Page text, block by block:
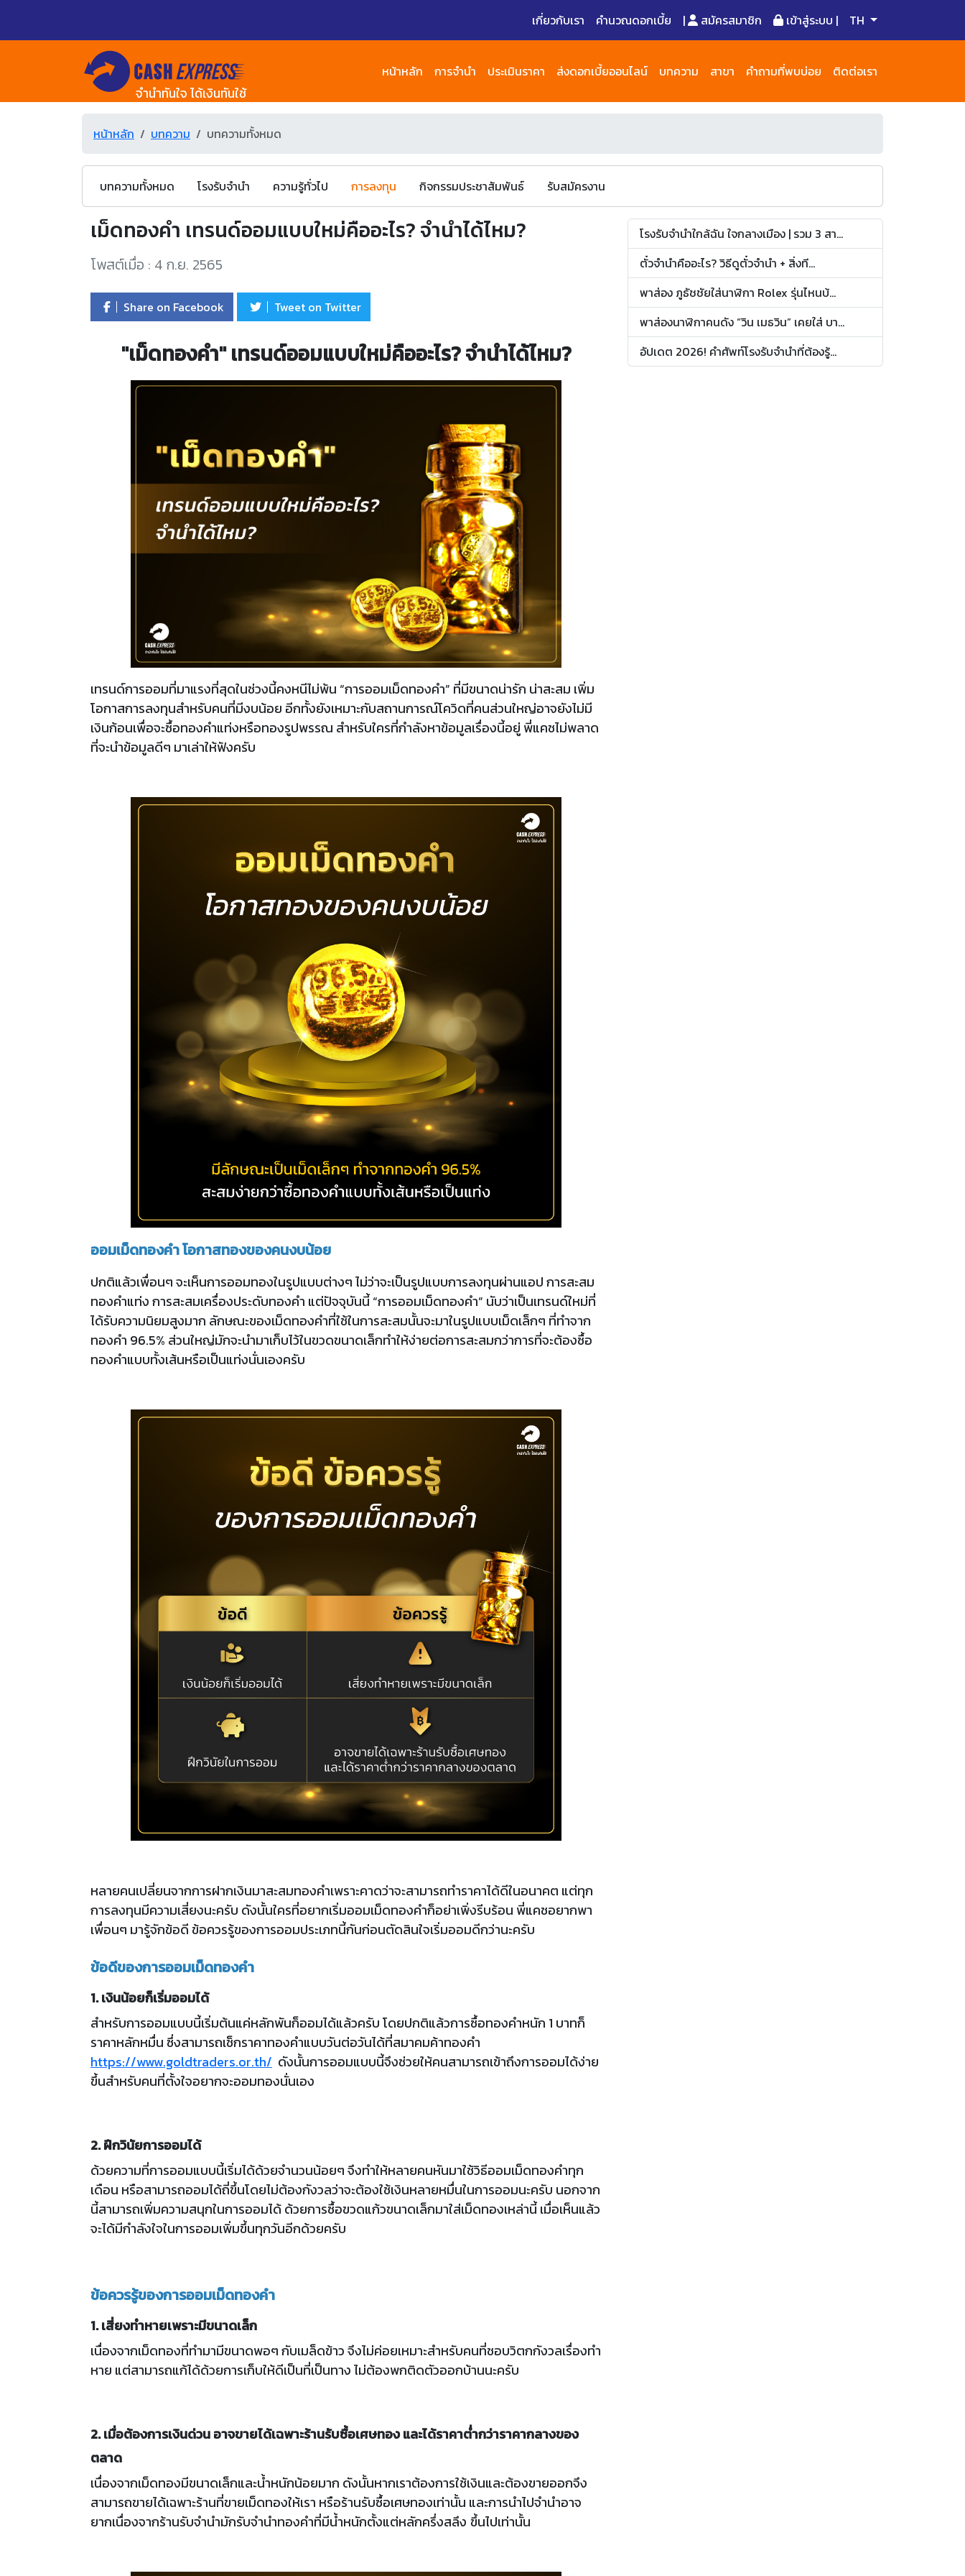
เกี่ยวกับเรา คำนวณดอกเบี้ย | สมัครสมาชิก เข้าสู่ระบบ | TH
จำนำทันใจ ได้เงินทันใช้
หน้าหลัก การจำนำ ประเมินราคา ส่งดอกเบี้ยออนไลน์ บทความ สาขา คำถามที่พบบ่อย ติดต่อเรา
หน้าหลัก บทความ บทความทั้งหมด
บทความทั้งหมด โรงรับจำนำ ความรู้ทั่วไป การลงทุน กิจกรรมประชาสัมพันธ์ รับสมัครงาน
เม็ดทองคำ เทรนด์ออมแบบใหม่คืออะไร? จำนำได้ไหม?
โพสต์เมื่อ : 4 ก.ย. 2565
Share on Facebook Tweet on Twitter
"เม็ดทองคำ" เทรนด์ออมแบบใหม่คืออะไร? จำนำได้ไหม?
เทรนด์การออมที่มาแรงที่สุดในช่วงนี้คงหนีไม่พ้น “การออมเม็ดทองคำ” ที่มีขนาดน่ารัก น่าสะสม เพิ่ม
โอกาสการลงทุนสำหรับคนที่มีงบน้อย อีกทั้งยังเหมาะกับสถานการณ์โควิดที่คนส่วนใหญ่อาจยังไม่มี
เงินก้อนเพื่อจะซื้อทองคำแท่งหรือทองรูปพรรณ สำหรับใครที่กำลังหาข้อมูลเรื่องนี้อยู่ พี่แคชไม่พลาด
ที่จะนำข้อมูลดีๆ มาเล่าให้ฟังครับ
ออมเม็ดทองคำ โอกาสทองของคนงบน้อย
ปกติแล้วเพื่อนๆ จะเห็นการออมทองในรูปแบบต่างๆ ไม่ว่าจะเป็นรูปแบบการลงทุนผ่านแอป การสะสม
ทองคำแท่ง การสะสมเครื่องประดับทองคำ แต่ปัจจุบันนี้ “การออมเม็ดทองคำ” นับว่าเป็นเทรนด์ใหม่ที่
ได้รับความนิยมสูงมาก ลักษณะของเม็ดทองคำที่ใช้ในการสะสมนั้นจะมาในรูปแบบเม็ดเล็กๆ ที่ทำจาก
ทองคำ 96.5% ส่วนใหญ่มักจะนำมาเก็บไว้ในขวดขนาดเล็กทำให้ง่ายต่อการสะสมกว่าการที่จะต้องซื้อ
ทองคำแบบทั้งเส้นหรือเป็นแท่งนั่นเองครับ
หลายคนเปลี่ยนจากการฝากเงินมาสะสมทองคำเพราะคาดว่าจะสามารถทำราคาได้ดีในอนาคต แต่ทุก
การลงทุนมีความเสี่ยงนะครับ ดังนั้นใครที่อยากเริ่มออมเม็ดทองคำก็อย่าเพิ่งรีบร้อน พี่แคชอยากพา
เพื่อนๆ มารู้จักข้อดี ข้อควรรู้ของการออมประเภทนี้กันก่อนตัดสินใจเริ่มออมดีกว่านะครับ
ข้อดีของการออมเม็ดทองคำ
1. เงินน้อยก็เริ่มออมได้
สำหรับการออมแบบนี้เริ่มต้นแค่หลักพันก็ออมได้แล้วครับ โดยปกติแล้วการซื้อทองคำหนัก 1 บาทก็
ราคาหลักหมื่น ซึ่งสามารถเช็กราคาทองคำแบบวันต่อวันได้ที่สมาคมค้าทองคำ
https://www.goldtraders.or.th/ ดังนั้นการออมแบบนี้จึงช่วยให้คนสามารถเข้าถึงการออมได้ง่าย
ขึ้นสำหรับคนที่ตั้งใจอยากจะออมทองนั่นเอง
2. ฝึกวินัยการออมได้
ด้วยความที่การออมแบบนี้เริ่มได้ด้วยจำนวนน้อยๆ จึงทำให้หลายคนหันมาใช้วิธีออมเม็ดทองคำทุก
เดือน หรือสามารถออมได้ถี่ขึ้นโดยไม่ต้องกังวลว่าจะต้องใช้เงินหลายหมื่นในการออมนะครับ นอกจาก
นี้สามารถเพิ่มความสนุกในการออมได้ ด้วยการซื้อขวดแก้วขนาดเล็กมาใส่เม็ดทองเหล่านี้ เมื่อเห็นแล้ว
จะได้มีกำลังใจในการออมเพิ่มขึ้นทุกวันอีกด้วยครับ
ข้อควรรู้ของการออมเม็ดทองคำ
1. เสี่ยงทำหายเพราะมีขนาดเล็ก
เนื่องจากเม็ดทองที่ทำมามีขนาดพอๆ กับเมล็ดข้าว จึงไม่ค่อยเหมาะสำหรับคนที่ชอบวิตกกังวลเรื่องทำ
หาย แต่สามารถแก้ได้ด้วยการเก็บให้ดีเป็นที่เป็นทาง ไม่ต้องพกติดตัวออกบ้านนะครับ
2. เมื่อต้องการเงินด่วน อาจขายได้เฉพาะร้านรับซื้อเศษทอง และได้ราคาต่ำกว่าราคากลางของ
ตลาด
เนื่องจากเม็ดทองมีขนาดเล็กและน้ำหนักน้อยมาก ดังนั้นหากเราต้องการใช้เงินและต้องขายออกจึง
สามารถขายได้เฉพาะร้านที่ขายเม็ดทองให้เรา หรือร้านรับซื้อเศษทองเท่านั้น และการนำไปจำนำอาจ
ยากเนื่องจากร้านรับจำนำมักรับจำนำทองคำที่มีน้ำหนักตั้งแต่หลักครึ่งสลึง ขึ้นไปเท่านั้น
โรงรับจำนำใกล้ฉัน ใจกลางเมือง | รวม 3 สา...
ตั๋วจำนำคืออะไร? วิธีดูตั๋วจำนำ + สิ่งที...
พาส่อง ภูธัชชัยใส่นาฬิกา Rolex รุ่นไหนบ้...
พาส่องนาฬิกาคนดัง “วิน เมธวิน” เคยใส่ บา...
อัปเดต 2026! คำศัพท์โรงรับจำนำที่ต้องรู้...